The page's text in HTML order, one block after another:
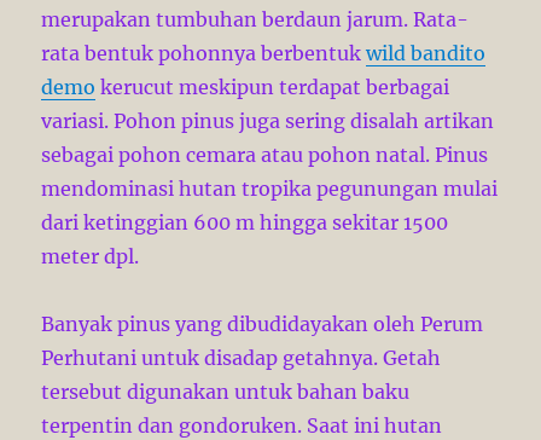
merupakan tumbuhan berdaun jarum. Rata-
rata bentuk pohonnya berbentukwild bandito
demo kerucut meskipun terdapat berbagai
variasi. Pohon pinus juga sering disalah artikan
sebagai pohon cemara atau pohon natal. Pinus
mendominasi hutan tropika pegunungan mulai
dari ketinggian 600 m hingga sekitar 1500
meter dpl.
Banyak pinus yang dibudidayakan oleh Perum
Perhutani untuk disadap getahnya. Getah
tersebut digunakan untuk bahan baku
terpentin dan gondoruken. Saat ini hutan